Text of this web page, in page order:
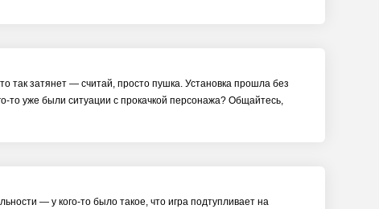
так затянет — считай, просто пушка. Установка прошла без
то уже были ситуации с прокачкой персонажа? Общайтесь,
— у кого-то было такое, что игра подтупливает на